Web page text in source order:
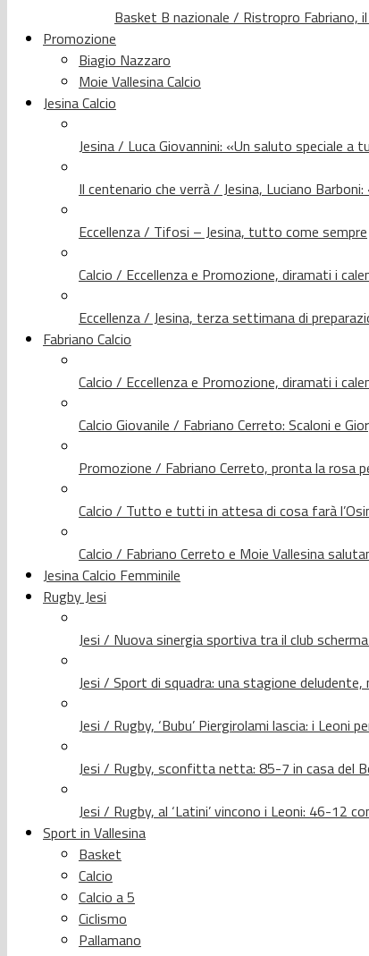
Basket B nazionale / Ristropro Fabriano,
Promozione
Biagio Nazzaro
Moie Vallesina Calcio
Jesina Calcio
Jesina / Luca Giovannini: «Un saluto speciale a
Il centenario che verrà / Jesina, Luciano
Eccellenza / Tifosi – Jesina, tutto come sempre
Calcio / Eccellenza e Promozione, diramati i
Eccellenza / Jesina, terza settimana di
Fabriano Calcio
Calcio / Eccellenza e Promozione, diramati i
Calcio Giovanile / Fabriano Cerreto: Scaloni e
Promozione / Fabriano Cerreto, pronta la rosa
Calcio / Tutto e tutti in attesa di cosa farà
Calcio / Fabriano Cerreto e Moie Vallesina
Jesina Calcio Femminile
Rugby Jesi
Jesi / Nuova sinergia sportiva tra il club
Jesi / Sport di squadra: una stagione
Jesi / Rugby, ‘Bubu’ Piergirolami lascia: i Leoni
Jesi / Rugby, sconfitta netta: 85-7 in casa del
Jesi / Rugby, al ‘Latini’ vincono i Leoni: 46-12
Sport in Vallesina
Basket
Calcio
Calcio a 5
Ciclismo
Pallamano